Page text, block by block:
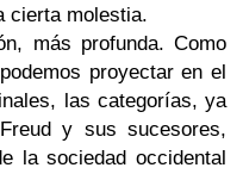
cierta molestia.
más profunda. Como
proyectar en el
las categorías, ya
y sus sucesores,
la sociedad occidental